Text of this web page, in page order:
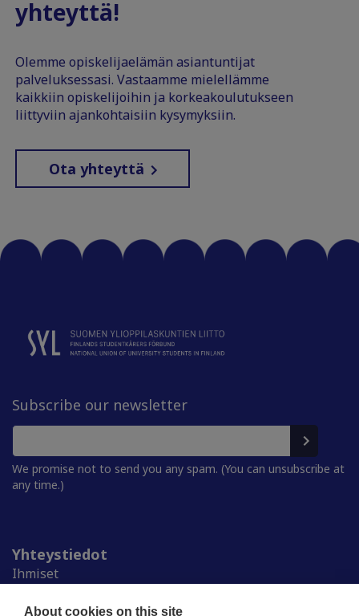
About cookies on this site
yhteyttä!
Olemme opiskelijaelämän asiantuntijat
palveluksessasi. Vastaamme mielellämme
kaikkiin opiskelijoihin ja korkeakoulutukseen
liittyviin ajankohtaisiin kysymyksiin.
Ota yhteyttä
Subscribe our newsletter
We promise not to send you any spam. (You can unsubscribe at
any time.)
Yhteystiedot
Ihmiset
Ylioppilaskunnat